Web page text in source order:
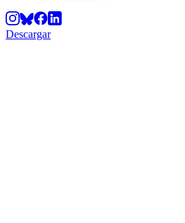
Descargar